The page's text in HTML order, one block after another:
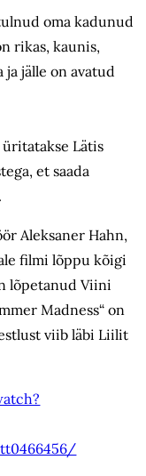
oma kadunud
rikas, kaunis,
jälle on avatud
Lätis
et saada
Aleksaner Hahn,
filmi lõppu kõigi
lõpetanud Viini
Madness“ on
viib läbi Liilit